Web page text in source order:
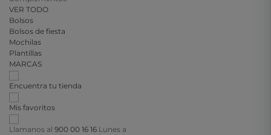
VER TODO
Bolsos
Bolsos de fiesta
Mochilas
Plantillas
MARCAS
Encuentra tu tienda
Mis favoritos
Llamanos al 900 00 16 16 Lunes a